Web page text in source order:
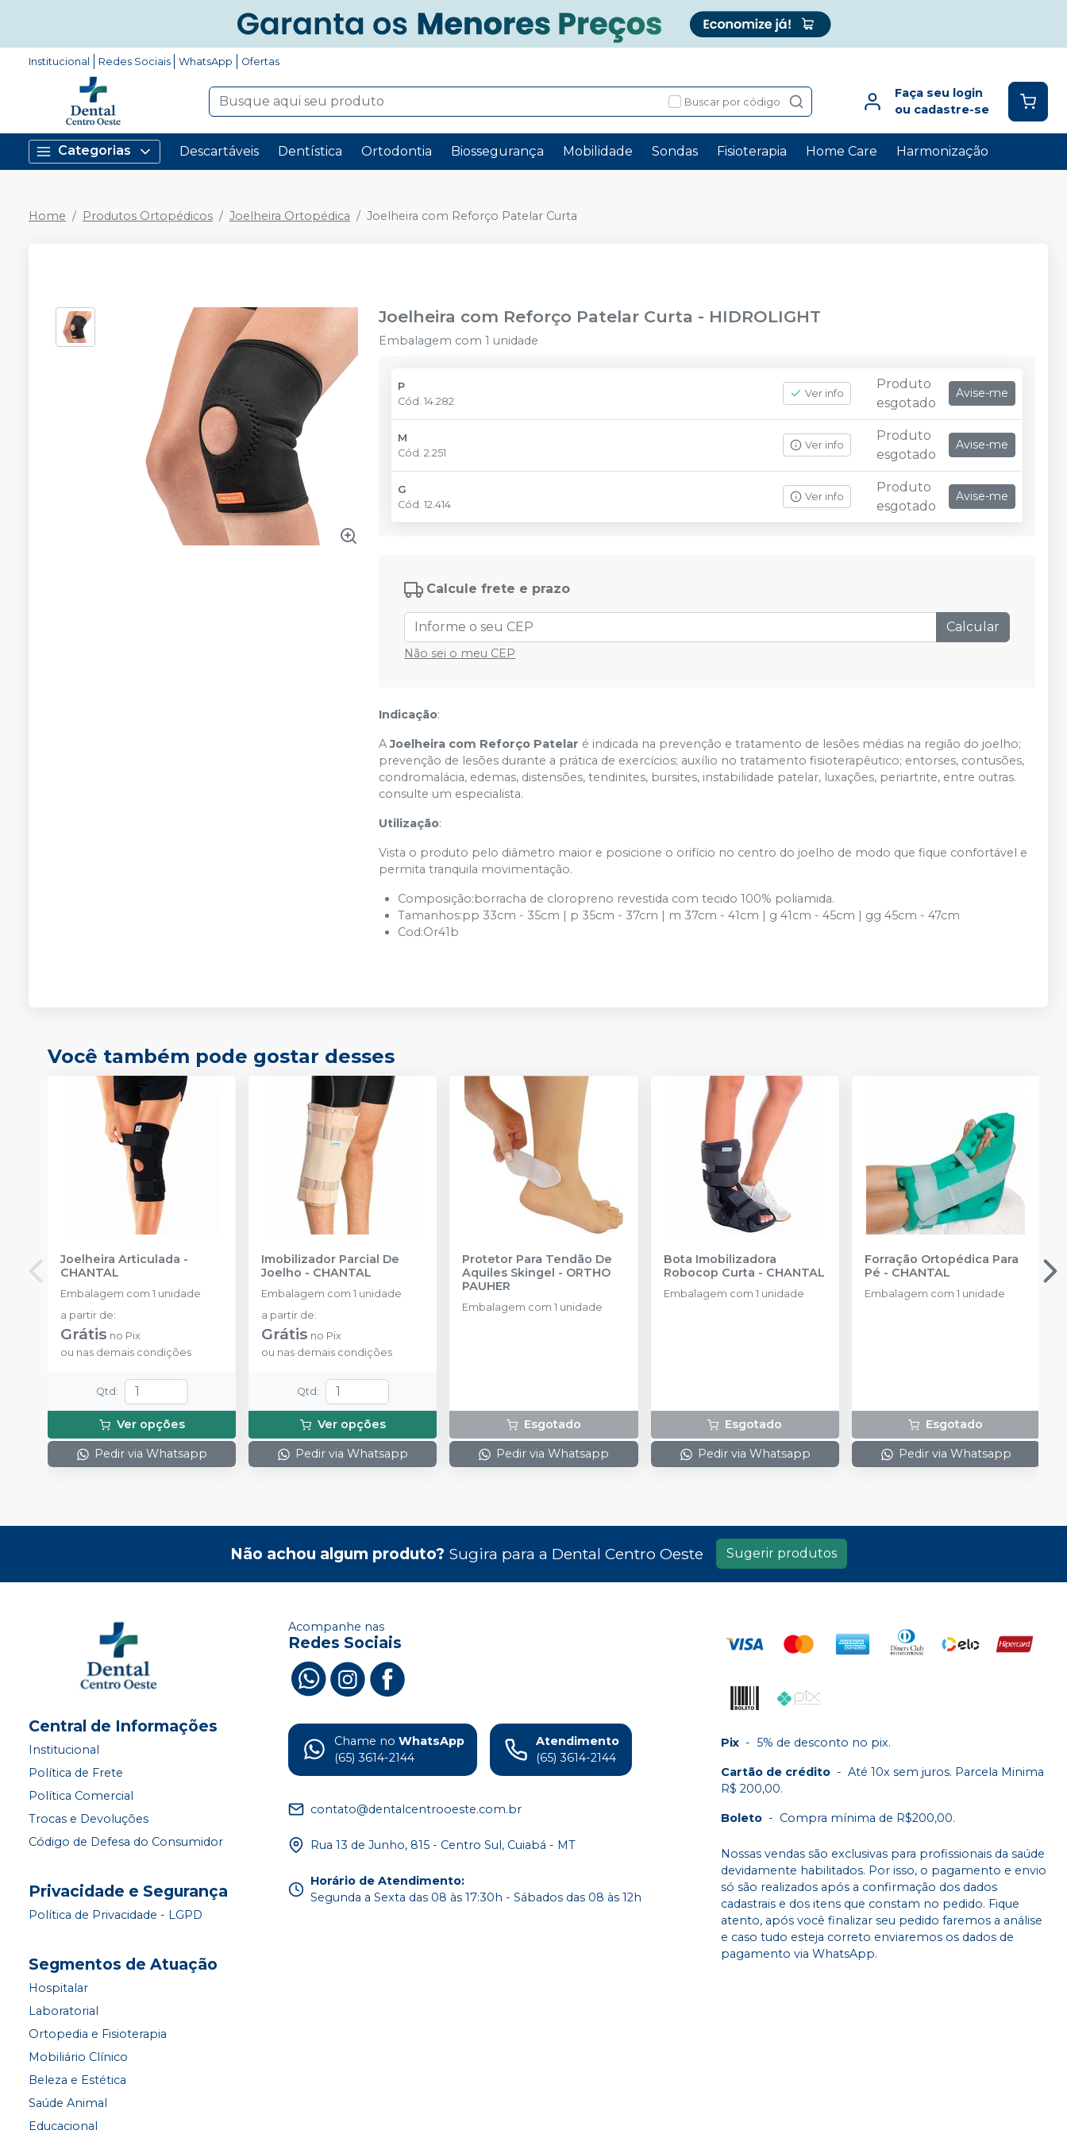
Institucional Redes Sociais WhatsApp Ofertas
Buscar por código
Faça seu login
ou cadastre-se
Categorias Descartáveis Dentística Ortodontia Biossegurança Mobilidade Sondas Fisioterapia Home Care Harmonização
Home Produtos Ortopédicos Joelheira Ortopédica Joelheira com Reforço Patelar Curta
Joelheira com Reforço Patelar Curta - HIDROLIGHT
Embalagem com 1 unidade
P
Cód.14.282
Ver info
Produto
esgotado
Avise-me
M
Cód.2.251
Ver info
Produto
esgotado
Avise-me
G
Cód.12.414
Ver info
Produto
esgotado
Avise-me
Calcule frete e prazo
Calcular
Não sei o meu CEP
Indicação:
AJoelheira com Reforço Patelar é indicada na prevenção e tratamento de lesões médias na região do joelho;
prevenção de lesões durante a prática de exercícios; auxílio no tratamento fisioterapêutico; entorses, contusões,
condromalácia, edemas, distensões, tendinites, bursites, instabilidade patelar, luxações, periartrite, entre outras.
consulte um especialista.
Utilização:
Vista o produto pelo diâmetro maior e posicione o orifício no centro do joelho de modo que fique confortável e
permita tranquila movimentação.
Composição:borracha de cloropreno revestida com tecido 100% poliamida.
Tamanhos:pp 33cm - 35cm | p 35cm - 37cm | m 37cm - 41cm | g 41cm - 45cm | gg 45cm - 47cm
Cod:Or41b
Você também pode gostar desses
Joelheira Articulada -
CHANTAL
Embalagem com 1 unidade
a partir de:
Grátis no Pix
ou nas demais condições
Qtd :
Ver opções
Pedir via Whatsapp
Imobilizador Parcial De
Joelho - CHANTAL
Embalagem com 1 unidade
a partir de:
Grátis no Pix
ou nas demais condições
Qtd :
Ver opções
Pedir via Whatsapp
Protetor Para Tendão De
Aquiles Skingel - ORTHO
PAUHER
Embalagem com 1 unidade
Esgotado
Pedir via Whatsapp
Bota Imobilizadora
Robocop Curta - CHANTAL
Embalagem com 1 unidade
Esgotado
Pedir via Whatsapp
Forração Ortopédica Para
Pé - CHANTAL
Embalagem com 1 unidade
Esgotado
Pedir via Whatsapp
Não achou algum produto? Sugira para a Dental Centro Oeste Sugerir produtos
Central de Informações
Institucional
Política de Frete
Política Comercial
Trocas e Devoluções
Código de Defesa do Consumidor
Privacidade e Segurança
Política de Privacidade - LGPD
Segmentos de Atuação
Hospitalar
Laboratorial
Ortopedia e Fisioterapia
Mobiliário Clínico
Beleza e Estética
Saúde Animal
Educacional
Acompanhe nas
Redes Sociais
Chame no WhatsApp
(65) 3614-2144
Atendimento
(65) 3614-2144
contato@dentalcentrooeste.com.br
Rua 13 de Junho, 815 - Centro Sul, Cuiabá - MT
Horário de Atendimento:
Segunda a Sexta das 08 às 17:30h - Sábados das 08 às 12h
Pix - 5% de desconto no pix.
Cartão de crédito - Até 10x sem juros. Parcela Minima
R$ 200,00.
Boleto - Compra mínima de R$200,00.
Nossas vendas são exclusivas para profissionais da saúde
devidamente habilitados. Por isso, o pagamento e envio
só são realizados após a confirmação dos dados
cadastrais e dos itens que constam no pedido. Fique
atento, após você finalizar seu pedido faremos a análise
e caso tudo esteja correto enviaremos os dados de
pagamento via WhatsApp.